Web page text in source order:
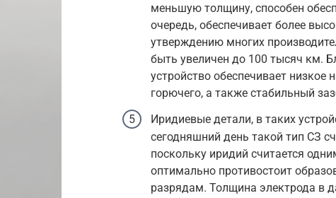
меньшую толщину, способен
очередь, обеспечивает более
утверждению многих
быть увеличен до 100 тысяч км.
устройство обеспечивает
горючего, а также стабильный
Иридиевые детали, в таких
сегодняшний день такой тип СЗ
поскольку иридий считается
оптимально противостоит
разрядам. Толщина электрода в